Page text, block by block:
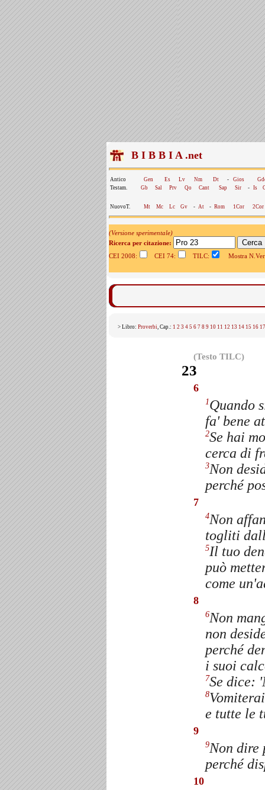
B I B B I A .net
Antico Gen Es Lv Nm Dt - Gios
Testam.
Gb Sal Prv Qo Cant Sap Sir - Is
NuovoT. Mt Mc Lc Gv - At - Rom 1Cor 2Cor
(Versione sperimentale)
Ricerca per citazione:
CEI 2008:
CEI 74: TILC: Mostra
> Libro: Proverbi, Cap.: 1 2 3 4 5 6 7 8 9 10 11 12 13 14 15 16 17
(Testo TILC)
23
6
1Quando
fa' bene
2Se hai
cerca di
3Non
perché
7
4Non
togliti
5Il tuo
può
come
8
6Non
non
perché
i suoi
7Se dice:
8
e tutte le
9
9Non dire
perché
10